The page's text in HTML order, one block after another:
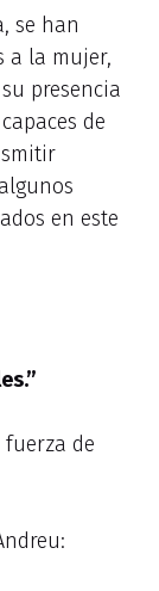
se han
a la mujer,
presencia
de
en este
de